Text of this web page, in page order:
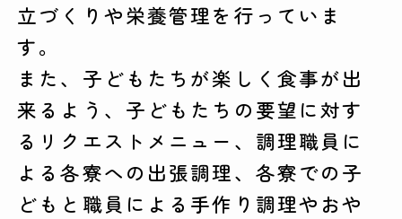
立づくりや栄養管理を行っていま
す。
また、子どもたちが楽しく食事が出
来るよう、子どもたちの要望に対す
るリクエストメニュー、調理職員に
よる各寮への出張調理、各寮での子
どもと職員による手作り調理やおや